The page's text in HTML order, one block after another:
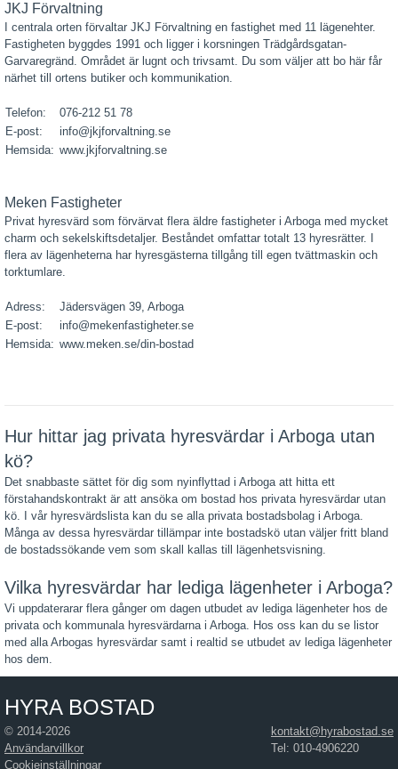
JKJ Förvaltning
I centrala orten förvaltar JKJ Förvaltning en fastighet med 11 lägenehter.
Fastigheten byggdes 1991 och ligger i korsningen Trädgårdsgatan-
Garvaregränd. Området är lugnt och trivsamt. Du som väljer att bo här får
närhet till ortens butiker och kommunikation.
Telefon:
076-212 51 78
E-post:
info@jkjforvaltning.se
Hemsida: www.jkjforvaltning.se
Meken Fastigheter
Privat hyresvärd som förvärvat flera äldre fastigheter i Arboga med mycket
charm och sekelskiftsdetaljer. Beståndet omfattar totalt 13 hyresrätter. I
flera av lägenheterna har hyresgästerna tillgång till egen tvättmaskin och
torktumlare.
Adress:
Jädersvägen 39, Arboga
E-post:
info@mekenfastigheter.se
Hemsida: www.meken.se/din-bostad
Hur hittar jag privata hyresvärdar i Arboga utan
kö?
Det snabbaste sättet för dig som nyinflyttad i Arboga att hitta ett
förstahandskontrakt är att ansöka om bostad hos privata hyresvärdar utan
kö. I vår hyresvärdslista kan du se alla privata bostadsbolag i Arboga.
Många av dessa hyresvärdar tillämpar inte bostadskö utan väljer fritt bland
de bostadssökande vem som skall kallas till lägenhetsvisning.
Vilka hyresvärdar har lediga lägenheter i Arboga?
Vi uppdaterarar flera gånger om dagen utbudet av lediga lägenheter hos de
privata och kommunala hyresvärdarna i Arboga. Hos oss kan du se listor
med alla Arbogas hyresvärdar samt i realtid se utbudet av lediga lägenheter
hos dem.
HYRA BOSTAD
kontakt@hyrabostad.se
Tel: 010-4906220
© 2014-2026
Användarvillkor
Cookieinställningar